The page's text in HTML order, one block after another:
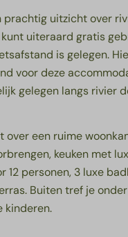
prachtig uitzicht over
uiteraard gratis
is gelegen.
voor deze
gelegen langs rivier
een ruime
keuken met
12 personen, 3 luxe
Buiten tref je
kinderen.